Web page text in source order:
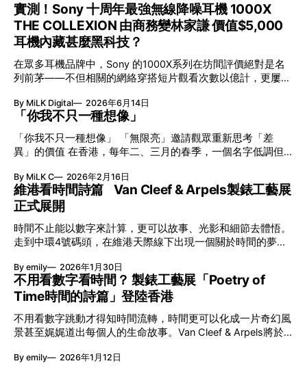
實測！Sony 十周年最強無線降噪耳機 1000X
THE COLLEXION 由商務變林家謙 價值$5,000
耳機內藏甚麼黑科技？
在眾多耳機品牌中，Sony 的1000X系列在坊間評價絕對是名
列前茅——不但相關的網絡穿搭短片觀看次數以億計，更屢獲
VGP 金獎，也是 Amazon 折扣日的大熱推介。
By MiLK Digital 2026年6月14日
「你我不只一種想像」
「你我不只一種想像」 「無限亮」邀請觀眾重新思考「差
異」的價值 在香港，每年二、三月的春季，一個名字低調但
節與香港賽馬會慈善信託基金聯合呈獻，以共融藝術為核心，
八年來不只是帶來無數來自世界各地的優秀節目，更致力於在
本地建立屬於香港的共融創作生態。今年更首度與本地兩大旗
艦藝團強強聯手打造兩部深具意義的作品《遊延》及《弦上光
影》，展開一場前所未有的藝術對話，擦下多元藝術下的流動
能量，全面開展一場無界限嘅藝術旅程。 第八屆「無限亮」
以「你我不只一種想像」為題，從共融角度重新思索「差異」
的價值。不同能力人士是社會多樣性的一部分。每人皆擁有
「不同」能力與特質，當我們一齊生活、一齊創作、互相啟
發，偏見與界線，也自然被藝術溶化。 「無限亮」2026精彩
節目包括: 2月27日至3月1日：帕拉管弦樂團《無邊狂想曲》/
音樂‧舞蹈 (開幕節目) 2月28日至3月1日：
By MiLK C 2026年2月16日
維港看時間詩篇 Van Cleef & Arpels製錶工藝展
正式展開
時間不止能以數字來計算，更可以故事、光影和細節去體悟。
走到中環4號碼頭，在維港天際線下出現一個關於時間的夢幻
覽。由即日至2月8日期間舉行，世家把一貫低調精緻的製錶語
言搬離傳統店舖，放進公共場域，讓時間不只是腕上的個人物
件，而是一場可以與他人一同經歷的詩意旅程。 在碼頭打開
「時間詩集」 走進展場尤如翻開一本時間詩集，藉由不同主
題呈現時間的無限想像。Van Cleef & Arpels的腕錶從來不是
由單純的機械與數字堆砌，更像是腕上的動人故事。 世家以
精湛的製錶技術與敘事美學為核心，讓每一枚腕錶都超越單純
報時的功能，而是把稍縱即逝的瞬間凝結成可以反覆閱讀的畫
By emily 2026年1月30日
不用看數字看時間？ 製錶工藝展「Poetry of
Time時間的詩篇」登陸香港
不用看數字跳動才得知時間流轉，時間更可以化成一片奇幻風
景甚至娓娓道出每個人的生命故事。Van Cleef & Arpels將於1
詩篇」展覽，邀請大家走進由愛情故事、詩意星象、迷人自然
By emily 2026年1月12日